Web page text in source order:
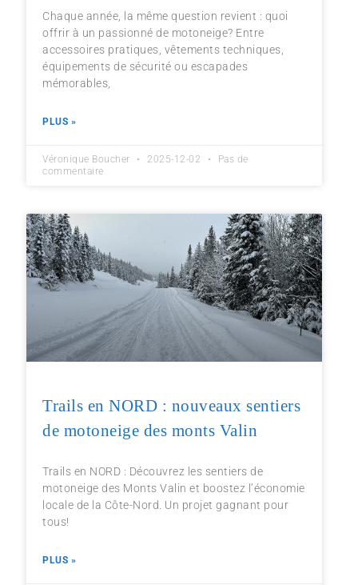
Chaque année, la même question revient : quoi
offrir à un passionné de motoneige? Entre
accessoires pratiques, vêtements techniques,
équipements de sécurité ou escapades
mémorables,
PLUS »
Véronique Boucher 2025-12-02
Pas de
commentaire
Trails en NORD : nouveaux sentiers
de motoneige des monts Valin
Trails en NORD : Découvrez les sentiers de
motoneige des Monts Valin et boostez l’économie
locale de la Côte-Nord. Un projet gagnant pour
tous!
PLUS »